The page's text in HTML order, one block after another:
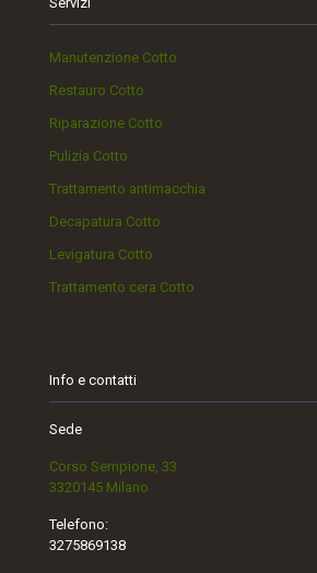
Manutenzione Cotto
Restauro Cotto
Riparazione Cotto
Pulizia Cotto
Trattamento antimacchia
Decapatura Cotto
Levigatura Cotto
Trattamento cera Cotto
Info e contatti
Sede
Corso Sempione, 33
3320145 Milano
Telefono:
3275869138